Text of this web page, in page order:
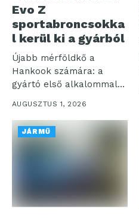
Evo Z
sportabroncsokka
l kerül ki a gyárból
Újabb mérföldkő a
Hankook számára: a
gyártó első alkalommal
AUGUSZTUS 1, 2026
JÁRMŰ